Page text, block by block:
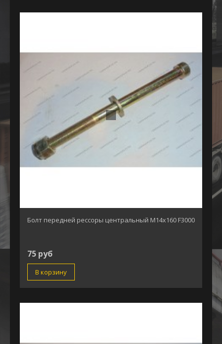
Болт передней рессоры центральный М14х160 F3000
75 руб
В корзину